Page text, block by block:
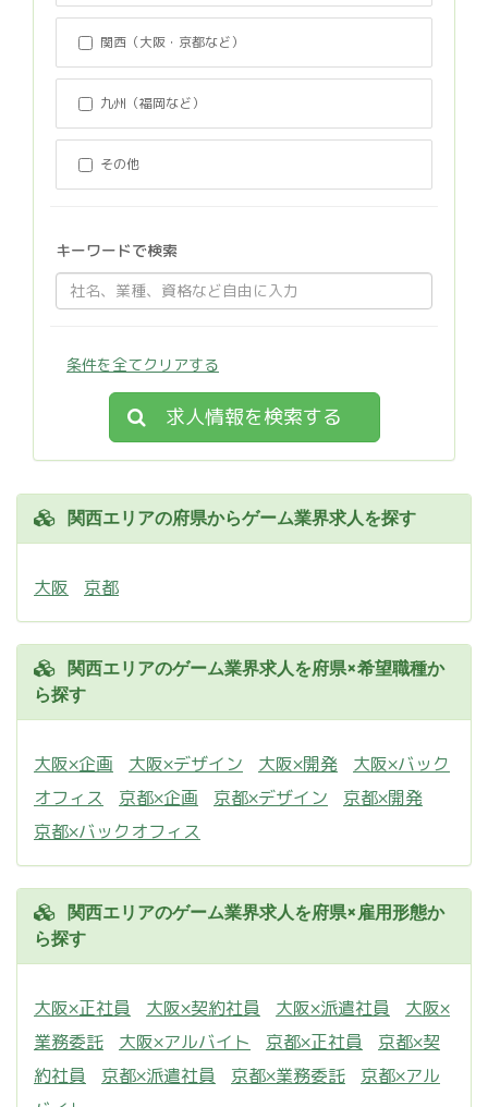
関西（大阪・京都など）
九州（福岡など）
その他
キーワードで検索
条件を全てクリアする
求人情報を検索する
関西エリアの府県からゲーム業界求人を探す
大阪 京都
関西エリアのゲーム業界求人を府県×希望職種か
ら探す
大阪×企画 大阪×デザイン 大阪×開発
大阪×バック
オフィス
京都×企画 京都×デザイン
京都×開発
京都×バックオフィス
関西エリアのゲーム業界求人を府県×雇用形態か
ら探す
大阪×正社員 大阪×契約社員 大阪×派遣社員
大阪×
業務委託
大阪×アルバイト 京都×正社員
京都×契
約社員
京都×派遣社員 京都×業務委託
京都×アル